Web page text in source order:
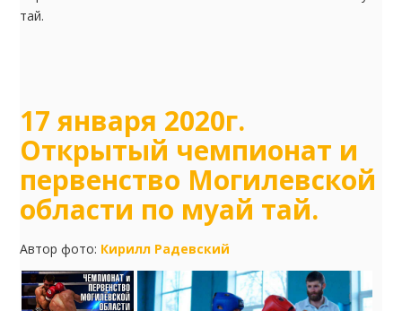
тай.
17 января 2020г.
Открытый чемпионат и
первенство Могилевской
области по муай тай.
Автор фото: Кирилл Радевский